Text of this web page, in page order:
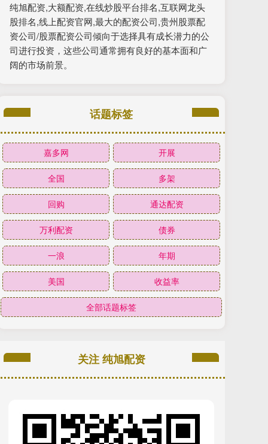
纯旭配资,大额配资,在线炒股平台排名,互联网龙头
股排名,线上配资官网,最大的配资公司,贵州股票配
资公司/股票配资公司倾向于选择具有成长潜力的公
司进行投资，这些公司通常拥有良好的基本面和广
阔的市场前景。
话题标签
嘉多网 开展
全国 多架
回购 通达配资
万利配资 债券
一浪 年期
美国 收益率
全部话题标签
关注 纯旭配资